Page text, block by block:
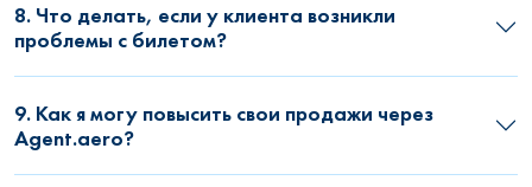
8. Что делать, если у клиента возникли
проблемы с билетом?
9. Как я могу повысить свои продажи через
Agent.aero?